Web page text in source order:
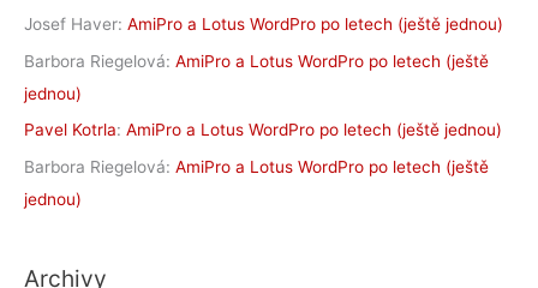
Josef Haver: AmiPro a Lotus WordPro po letech (ještě jednou)
Barbora Riegelová: AmiPro a Lotus WordPro po letech (ještě
jednou)
Pavel Kotrla: AmiPro a Lotus WordPro po letech (ještě jednou)
Barbora Riegelová: AmiPro a Lotus WordPro po letech (ještě
jednou)
Archivy